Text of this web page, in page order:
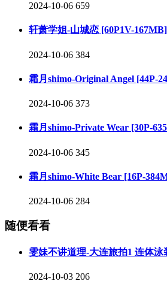
2024-10-06 659
轩萧学姐-山城恋 [60P1V-167MB]
2024-10-06 384
霜月shimo-Original Angel [44P-
2024-10-06 373
霜月shimo-Private Wear [30P-
2024-10-06 345
霜月shimo-White Bear [16P-
2024-10-06 284
随便看看
雯妹不讲道理-大连旅拍1 连体泳
2024-10-03 206